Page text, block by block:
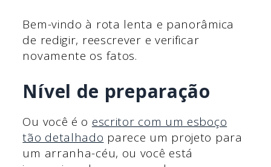
Bem-vindo à rota lenta e panorâmica
de redigir, reescrever e verificar
novamente os fatos.
Nível de preparação
Ou você é o escritor com um esboço
tão detalhado parece um projeto para
um arranha-céu, ou você está